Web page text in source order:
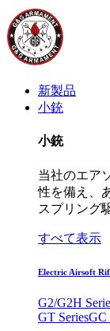
新製品
小銃
小銃
当社のエア
性を備え、
スプリング
すべて表示
Electric Airsoft
G2/G2H
GT SeriesGC